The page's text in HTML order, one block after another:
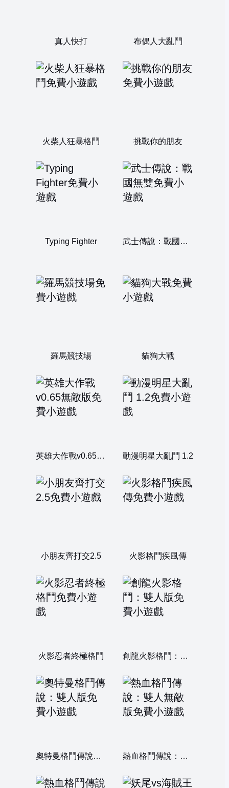
真人快打 布偶人大亂鬥
火柴人狂暴格鬥 挑戰你的朋友
Typing Fighter 武士傳說：戰國無雙
羅馬競技場 貓狗大戰
英雄大作戰v0.65無敵版 動漫明星大亂鬥 1.2
小朋友齊打交2.5 火影格鬥疾風傳
火影忍者終極格鬥 創龍火影格鬥：雙人版
奧特曼格鬥傳說：雙人版 熱血格鬥傳說：雙人無敵版